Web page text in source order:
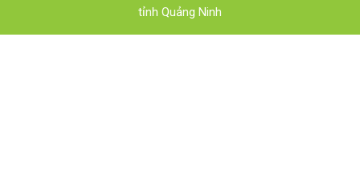
tỉnh Quảng Ninh